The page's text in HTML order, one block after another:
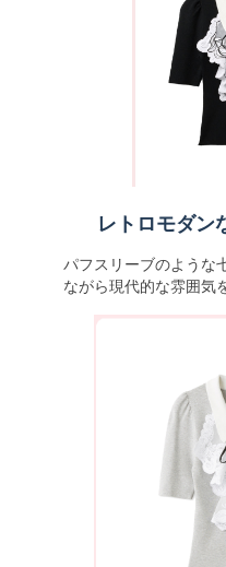
レトロモダン
パフスリーブのような
ながら現代的な雰囲気